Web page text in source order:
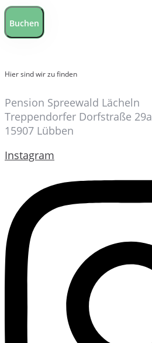
Buchen
Hier sind wir zu finden
Pension Spreewald Lächeln
Treppendorfer Dorfstraße 29a
15907 Lübben
Instagram